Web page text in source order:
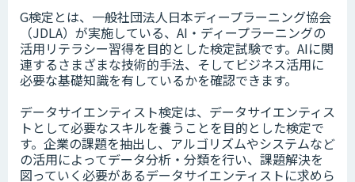
G検定とは、一般社団法人日本ディープラーニング協会
（JDLA）が実施している、AI・ディープラーニングの
活⽤リテラシー習得を目的とした検定試験です。AIに関
連するさまざまな技術的⼿法、そしてビジネス活⽤に
必要な基礎知識を有しているかを確認できます。
データサイエンティスト検定は、データサイエンティス
トとして必要なスキルを養うことを目的とした検定で
す。企業の課題を抽出し、アルゴリズムやシステムなど
の活用によってデータ分析・分類を行い、課題解決を
図っていく必要があるデータサイエンティストに求めら